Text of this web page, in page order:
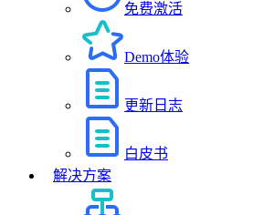
免费激活
Demo体验
更新日志
白皮书
解决方案